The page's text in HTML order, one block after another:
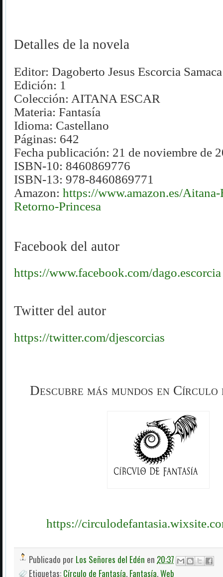
Detalles de la novela
Editor: Dagoberto Jesus Escorcia Samaca
Edición: 1
Colección: AITANA ESCAR
Materia: Fantasía
Idioma: Castellano
Páginas: 642
Fecha publicación: 21 de noviembre de
ISBN-10: 8460869776
ISBN-13: 978-8460869771
Amazon: https://www.amazon.es/Aitana-
Retorno-Princesa
Facebook del autor
https://www.facebook.com/dago.escorcia
Twitter del autor
https://twitter.com/djescorcias
Descubre más mundos en Círculo
https://
Publicado por Los Señores del Edén en 20:37
Etiquetas: Círculo de Fantasía, Fantasía,Web